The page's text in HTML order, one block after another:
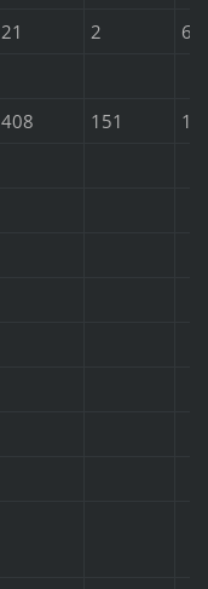
21 2 6
408 151